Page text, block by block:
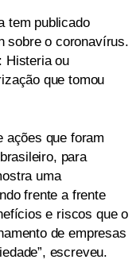
tem publicado
sobre o coronavírus.
Histeria ou
que tomou
ações que foram
para
uma
frente a frente
e riscos que o
de empresas
escreveu.